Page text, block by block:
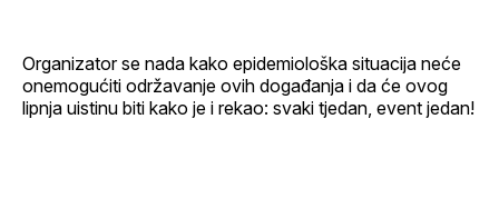
Organizator se nada kako epidemiološka situacija neće
onemogućiti održavanje ovih događanja i da će ovog
lipnja uistinu biti kako je i rekao: svaki tjedan, event jedan!